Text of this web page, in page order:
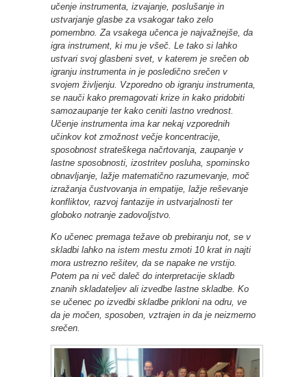
učenje instrumenta, izvajanje, poslušanje in
ustvarjanje glasbe za vsakogar tako zelo
pomembno. Za vsakega učenca je najvažnejše, da
igra instrument, ki mu je všeč. Le tako si lahko
ustvari svoj glasbeni svet, v katerem je srečen ob
igranju instrumenta in je posledično srečen v
svojem življenju. Vzporedno ob igranju instrumenta,
se nauči kako premagovati krize in kako pridobiti
samozaupanje ter kako ceniti lastno vrednost.
Učenje instrumenta ima kar nekaj vzporednih
učinkov kot zmožnost večje koncentracije,
sposobnost strateškega načrtovanja, zaupanje v
lastne sposobnosti, izostritev posluha, spominsko
obnavljanje, lažje matematično razumevanje, moč
izražanja čustvovanja in empatije, lažje reševanje
konfliktov, razvoj fantazije in ustvarjalnosti ter
globoko notranje zadovoljstvo.
Ko učenec premaga težave ob prebiranju not, se v
skladbi lahko na istem mestu zmoti 10 krat in najti
mora ustrezno rešitev, da se napake ne vrstijo.
Potem pa ni več daleč do interpretacije skladb
znanih skladateljev ali izvedbe lastne skladbe. Ko
se učenec po izvedbi skladbe prikloni na odru, ve
da je močen, sposoben, vztrajen in da je neizmerno
srečen.